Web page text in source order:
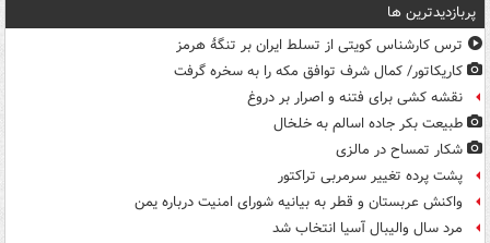
پربازدیدترین ها
ترس کارشناس کویتی از تسلط ایران بر تنگۀ هرمز
کاریکاتور/ کمال شرف توافق مکه را به سخره گرفت
نقشه کشی برای فتنه و اصرار بر دروغ
طبیعت بکر جاده اسالم به خلخال
شکار تمساح در مالزی
پشت پرده تغییر سرمربی تراکتور
واکنش عربستان و قطر به بیانیه شورای امنیت درباره یمن
مرد سال والیبال آسیا انتخاب شد